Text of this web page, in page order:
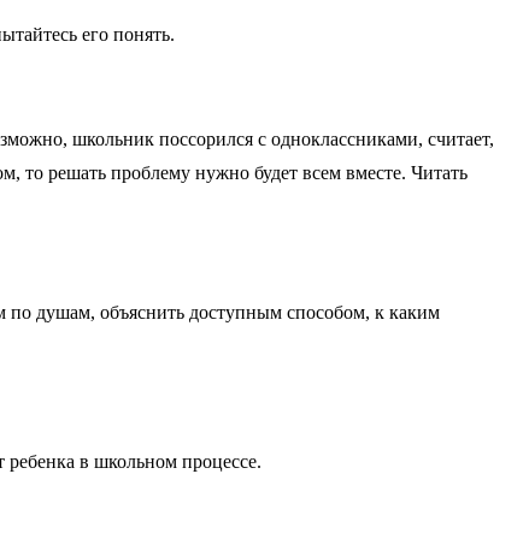
его понять.
школьник поссорился с одноклассниками, считает,
то решать проблему нужно будет всем вместе. Читать
по душам, объяснить доступным способом, к каким
в школьном процессе.